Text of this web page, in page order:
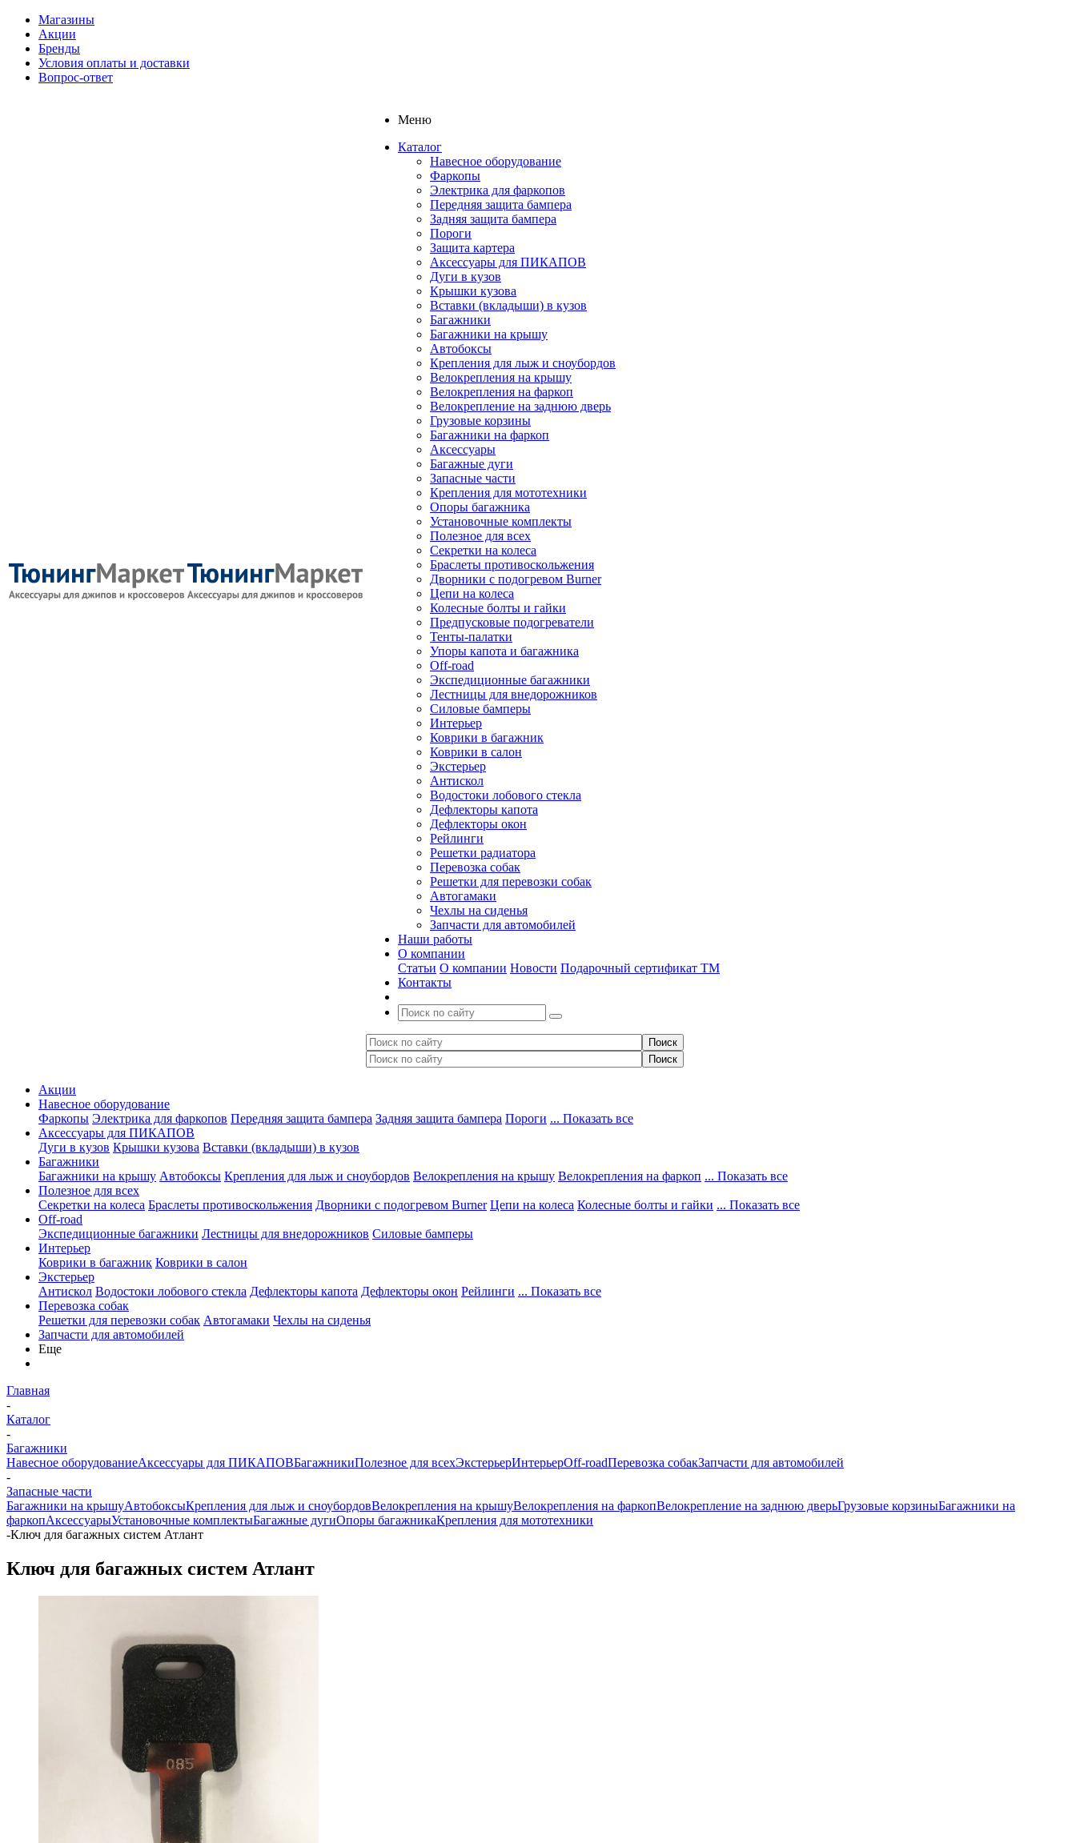
Магазины
Акции
Бренды
Условия оплаты и доставки
Вопрос-ответ
Меню
Каталог
Навесное оборудование
Фаркопы
Электрика для фаркопов
Передняя защита бампера
Задняя защита бампера
Пороги
Защита картера
Аксессуары для ПИКАПОВ
Дуги в кузов
Крышки кузова
Вставки (вкладыши) в кузов
Багажники
Багажники на крышу
Автобоксы
Крепления для лыж и сноубордов
Велокрепления на крышу
Велокрепления на фаркоп
Велокрепление на заднюю дверь
Грузовые корзины
Багажники на фаркоп
Аксессуары
Багажные дуги
Запасные части
Крепления для мототехники
Опоры багажника
Установочные комплекты
Полезное для всех
Секретки на колеса
Браслеты противоскольжения
Дворники с подогревом Burner
Цепи на колеса
Колесные болты и гайки
Предпусковые подогреватели
Тенты-палатки
Упоры капота и багажника
Off-road
Экспедиционные багажники
Лестницы для внедорожников
Силовые бамперы
Интерьер
Коврики в багажник
Коврики в салон
Экстерьер
Антискол
Водостоки лобового стекла
Дефлекторы капота
Дефлекторы окон
Рейлинги
Решетки радиатора
Перевозка собак
Решетки для перевозки собак
Автогамаки
Чехлы на сиденья
Запчасти для автомобилей
Наши работы
О компании
Статьи О компании Новости Подарочный сертификат ТМ
Контакты
Акции
Навесное оборудование
Фаркопы Электрика для фаркопов Передняя защита бампера Задняя защита бампера Пороги ... Показать все
Аксессуары для ПИКАПОВ
Дуги в кузов Крышки кузова Вставки (вкладыши) в кузов
Багажники
Багажники на крышу Автобоксы Крепления для лыж и сноубордов Велокрепления на крышу Велокрепления на фаркоп ... Показать все
Полезное для всех
Секретки на колеса Браслеты противоскольжения Дворники с подогревом Burner Цепи на колеса Колесные болты и гайки ... Показать все
Off-road
Экспедиционные багажники Лестницы для внедорожников Силовые бамперы
Интерьер
Коврики в багажник Коврики в салон
Экстерьер
Антискол Водостоки лобового стекла Дефлекторы капота Дефлекторы окон Рейлинги ... Показать все
Перевозка собак
Решетки для перевозки собак Автогамаки Чехлы на сиденья
Запчасти для автомобилей
Еще
Главная
-
Каталог
-
Багажники
Навесное оборудованиеАксессуары для ПИКАПОВБагажникиПолезное для всехЭкстерьерИнтерьерOff-roadПеревозка собакЗапчасти для автомобилей
-
Запасные части
Багажники на крышуАвтобоксыКрепления для лыж и сноубордовВелокрепления на крышуВелокрепления на фаркопВелокрепление на заднюю дверьГрузовые корзиныБагажники на
фаркопАксессуарыУстановочные комплектыБагажные дугиОпоры багажникаКрепления для мототехники
-Ключ для багажных систем Атлант
Ключ для багажных систем Атлант